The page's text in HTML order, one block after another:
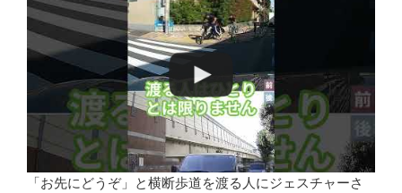
「お先にどうぞ」と横断歩道を渡る人にジェスチャーさ